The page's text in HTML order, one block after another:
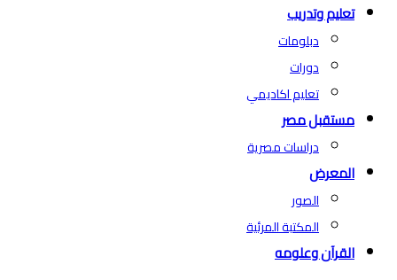
تعليم وتدريب
دبلومات
دورات
تعليم اكاديمي
مستقبل مصر
دراسات مصرية
المعرض
الصور
المكتبة المرئية
القرآن وعلومه